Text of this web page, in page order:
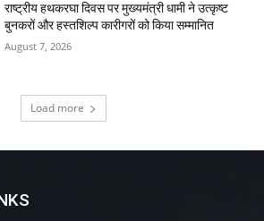
राष्ट्रीय हथकरघा दिवस पर मुख्यमंत्री धामी ने उत्कृष्ट
बुनकरों और हस्तशिल्प कारीगरों को किया सम्मानित
August 7, 2026
Load more